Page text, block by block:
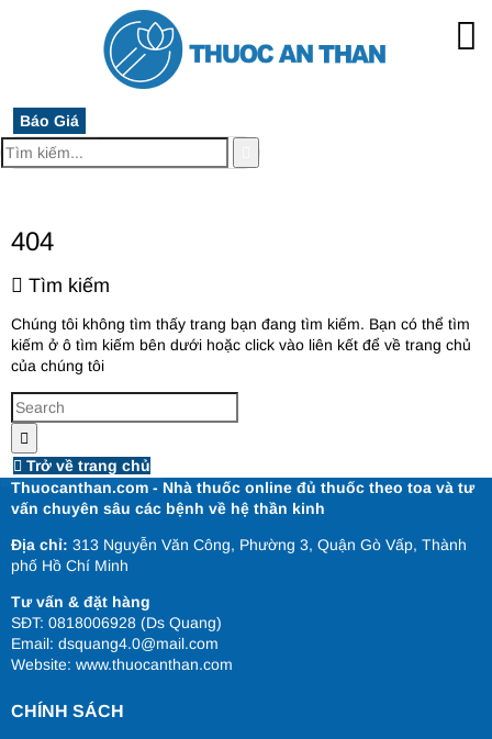
Báo Giá
404
Tìm kiếm
Chúng tôi không tìm thấy trang bạn đang tìm kiếm. Bạn có thể tìm
kiếm ở ô tìm kiếm bên dưới hoặc click vào liên kết để về trang chủ
của chúng tôi
Trở về trang chủ
Thuocanthan.com - Nhà thuốc online đủ thuốc theo toa và tư
vấn chuyên sâu các bệnh về hệ thần kinh
Địa chỉ: 313 Nguyễn Văn Công, Phường 3, Quận Gò Vấp, Thành
phố Hồ Chí Minh
Tư vấn & đặt hàng
SĐT: 0818006928 (Ds Quang)
Email: dsquang4.0@mail.com
Website: www.thuocanthan.com
CHÍNH SÁCH